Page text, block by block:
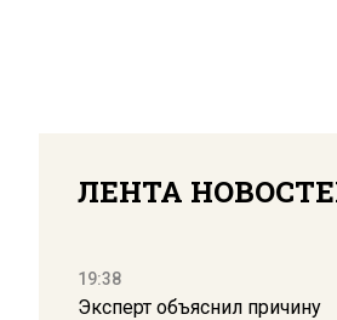
ЛЕНТА
19:38
Эксперт объяснил причину